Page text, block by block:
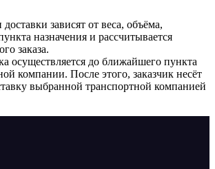
зависят от веса, объёма,
назначения и рассчитывается
заказа.
осуществляется до ближайшего пункта
компании. После этого, заказчик несёт
выбранной транспортной компанией